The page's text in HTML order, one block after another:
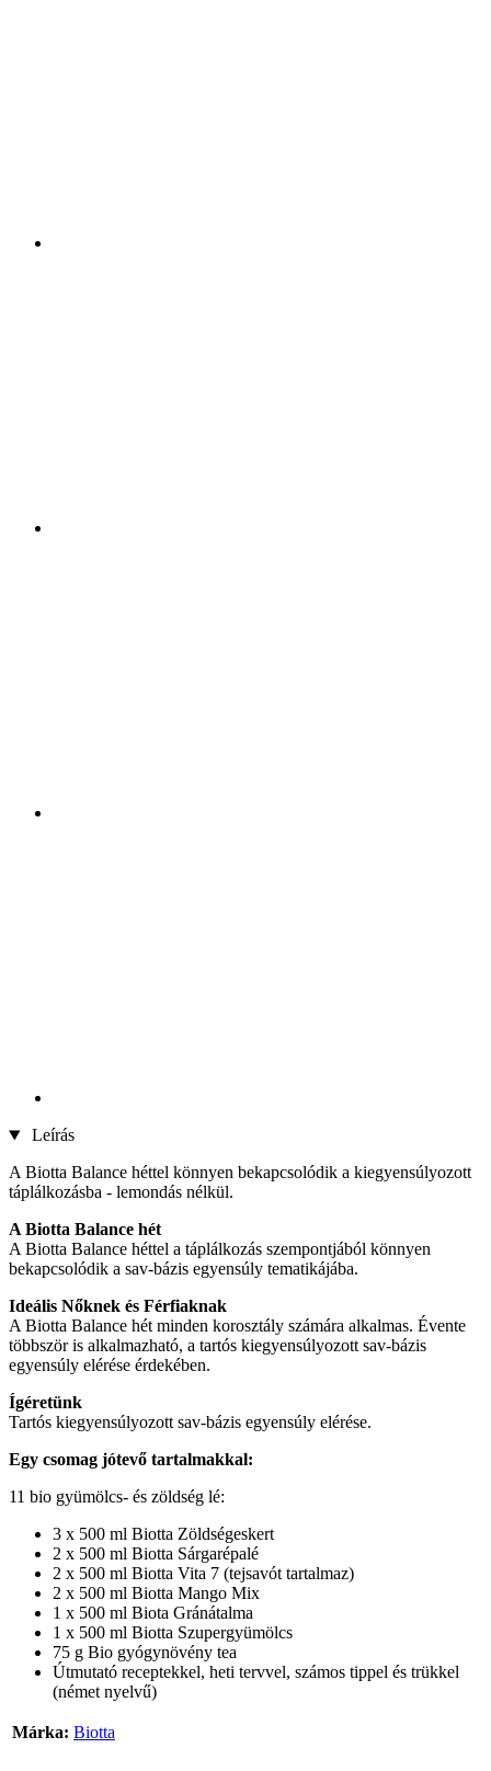
Leírás
A Biotta Balance héttel könnyen bekapcsolódik a kiegyensúlyozott
táplálkozásba - lemondás nélkül.
A Biotta Balance hét
A Biotta Balance héttel a táplálkozás szempontjából könnyen
bekapcsolódik a sav-bázis egyensúly tematikájába.
Ideális Nőknek és Férfiaknak
A Biotta Balance hét minden korosztály számára alkalmas. Évente
többször is alkalmazható, a tartós kiegyensúlyozott sav-bázis
egyensúly elérése érdekében.
Ígéretünk
Tartós kiegyensúlyozott sav-bázis egyensúly elérése.
Egy csomag jótevő tartalmakkal:
11 bio gyümölcs- és zöldség lé:
3 x 500 ml Biotta Zöldségeskert
2 x 500 ml Biotta Sárgarépalé
2 x 500 ml Biotta Vita 7 (tejsavót tartalmaz)
2 x 500 ml Biotta Mango Mix
1 x 500 ml Biota Gránátalma
1 x 500 ml Biotta Szupergyümölcs
75 g Bio gyógynövény tea
Útmutató receptekkel, heti tervvel, számos tippel és trükkel
(német nyelvű)
Márka: Biotta